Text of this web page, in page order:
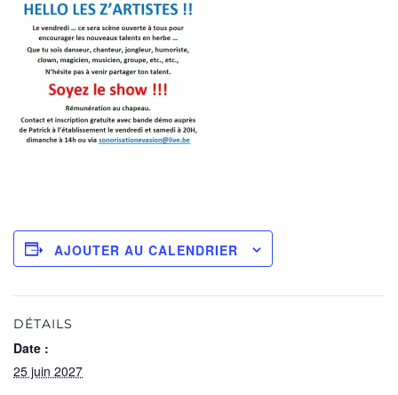
AJOUTER AU CALENDRIER
DÉTAILS
Date :
25 juin 2027